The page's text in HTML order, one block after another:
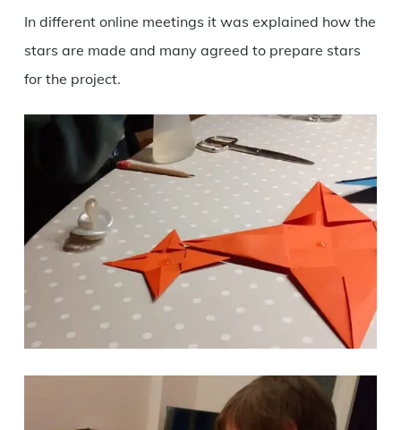
In different online meetings it was explained how the
stars are made and many agreed to prepare stars
for the project.